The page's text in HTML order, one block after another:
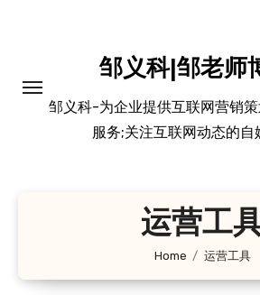
邹义科|邹老师
邹义科-为企业提供互联网营销策
服务;关注互联网动态的自
运营工
Home 运营工具